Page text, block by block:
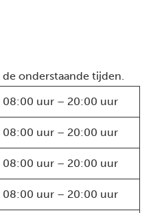
de onderstaande tijden.
08:00 uur – 20:00 uur
08:00 uur – 20:00 uur
08:00 uur – 20:00 uur
08:00 uur – 20:00 uur